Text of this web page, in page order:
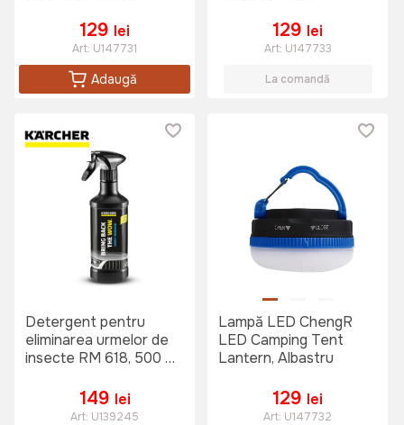
129 lei
Art: U147731
Adaugă
129 lei
Art: U147733
La comandă
Detergent pentru
eliminarea urmelor de
insecte RM 618, 500 ml
149 lei
Art: U139245
Lampă LED ChengR
LED Camping Tent
Lantern, Albastru
129 lei
Art: U147732